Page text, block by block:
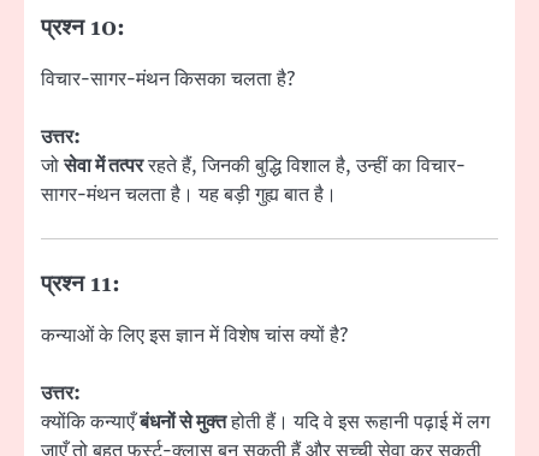
प्रश्न 10:
विचार-सागर-मंथन किसका चलता है?
उत्तर:
जोसेवा में तत्पररहते हैं, जिनकी बुद्धि विशाल है, उन्हीं का विचार-
सागर-मंथन चलता है। यह बड़ी गुह्य बात है।
प्रश्न 11:
कन्याओं के लिए इस ज्ञान में विशेष चांस क्यों है?
उत्तर:
क्योंकि कन्याएँबंधनों से मुक्तहोती हैं। यदि वे इस रूहानी पढ़ाई में लग